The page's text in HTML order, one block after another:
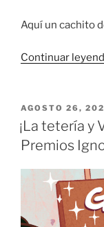
Aquí un cachito
Continuar
PUBLICADO
EL
AGOSTO 26,
¡La tetería y
Premios